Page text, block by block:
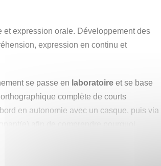
et expression orale. Développement des
expression en continu et
se passe en laboratoire et se base
complète de courts
en autonomie avec un casque, puis via
peuvent être difficiles à identifier et